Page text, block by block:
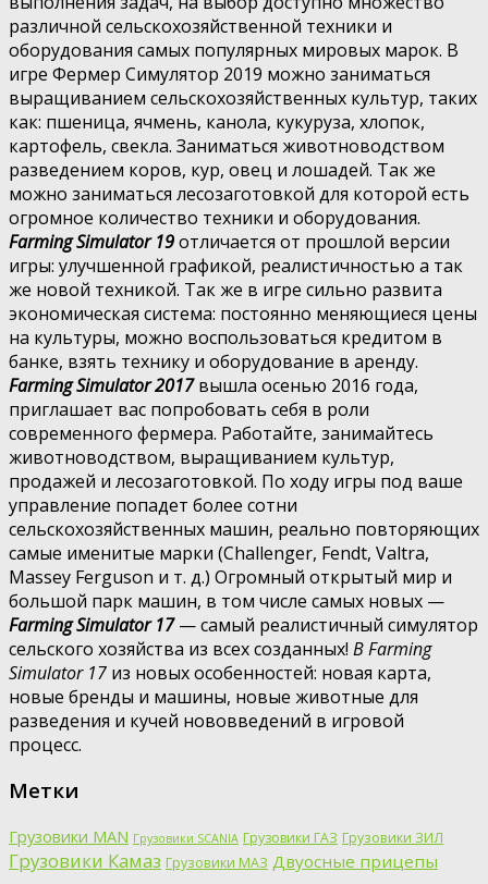
различной сельскохозяйственной техники и
оборудования самых популярных мировых марок. В
игре Фермер Симулятор 2019 можно заниматься
выращиванием сельскохозяйственных культур, таких
как: пшеница, ячмень, канола, кукуруза, хлопок,
картофель, свекла. Заниматься животноводством
разведением коров, кур, овец и лошадей. Так же
можно заниматься лесозаготовкой для которой есть
огромное количество техники и оборудования.
Farming Simulator 19отличается от прошлой версии
игры: улучшенной графикой, реалистичностью а так
же новой техникой. Так же в игре сильно развита
экономическая система: постоянно меняющиеся цены
на культуры, можно воспользоваться кредитом в
банке, взять технику и оборудование в аренду.
Farming Simulator 2017вышла осенью 2016 года,
приглашает вас попробовать себя в роли
современного фермера. Работайте, занимайтесь
животноводством, выращиванием культур,
продажей и лесозаготовкой. По ходу игры под ваше
управление попадет более сотни
сельскохозяйственных машин, реально повторяющих
самые именитые марки (Challenger, Fendt, Valtra,
Massey Ferguson и т. д.) Огромный открытый мир и
большой парк машин, в том числе самых новых —
Farming Simulator 17 — самый реалистичный симулятор
сельского хозяйства из всех созданных! В Farming
Simulator 17 из новых особенностей: новая карта,
новые бренды и машины, новые животные для
разведения и кучей нововведений в игровой
процесс.
Метки
Грузовики MAN Грузовики SCANIA Грузовики ГАЗ Грузовики ЗИЛ
Грузовики Камаз Грузовики МАЗ Двуосные прицепы